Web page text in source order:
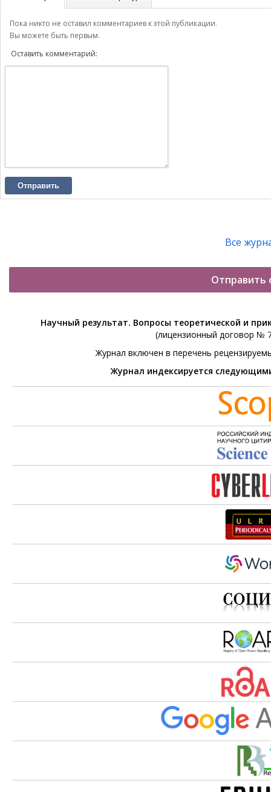
Пока никто не оставил комментариев к этой публикации.
Вы можете быть первым.
Оставить комментарий:
Отправить
Все
Отправить
Научный результат. Вопросы теоретической и
(лицензионный договор №
Журнал включен в перечень
Журнал индексируется